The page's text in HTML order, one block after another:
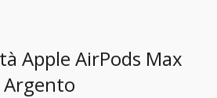
Apple AirPods Max
Argento